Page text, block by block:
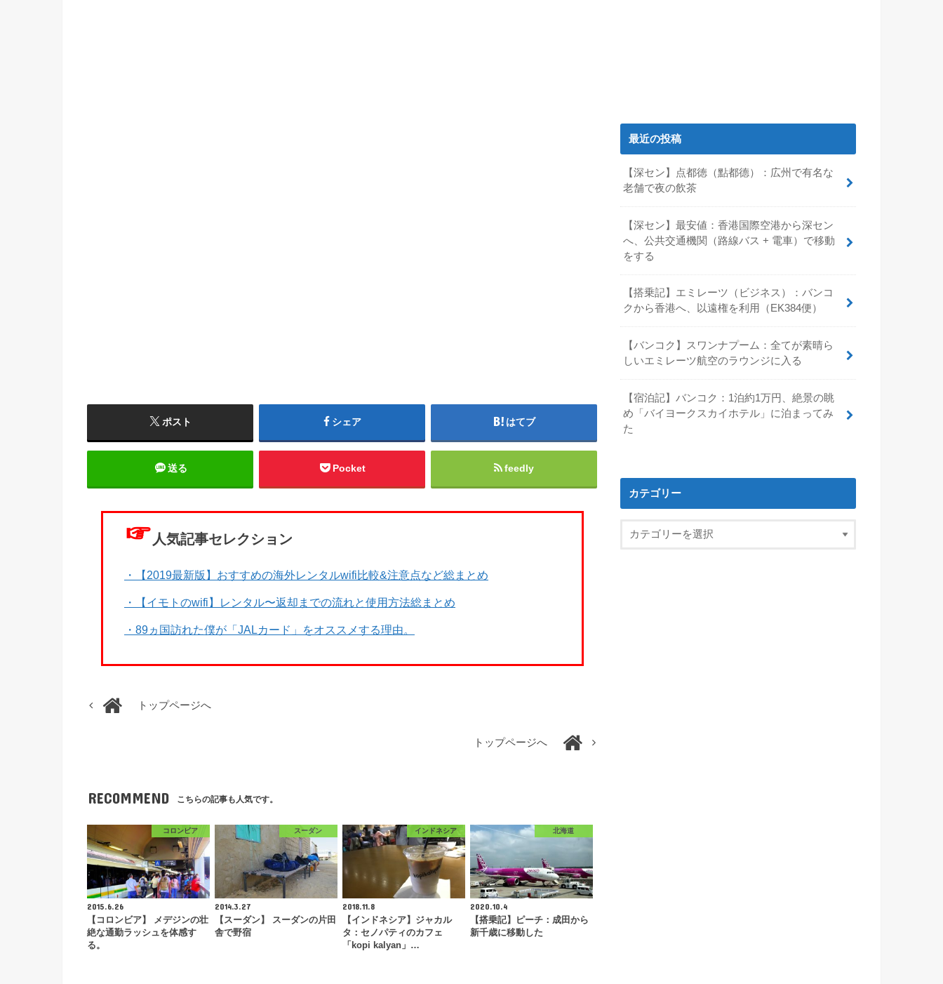
ポスト シェア はてブ
送る Pocket feedly
☞ 人気記事セレクション
・【2019最新版】おすすめの海外レンタルwifi比較&注意点など総まとめ
・【イモトのwifi】レンタル〜返却までの流れと使用方法総まとめ
・89ヵ国訪れた僕が「JALカード」をオススメする理由。
トップページへ
トップページへ
RECOMMEND こちらの記事も人気です。
コロンビア
2015.6.26
【コロンビア】 メデジンの壮
絶な通勤ラッシュを体感す
る。
スーダン
2014.3.27
【スーダン】 スーダンの片田
舎で野宿
インドネシア
2018.11.8
【インドネシア】ジャカル
タ：セノパティのカフェ
「kopi kalyan」…
北海道
2020.10.4
【搭乗記】ピーチ：成田から
新千歳に移動した
最近の投稿
【深セン】点都徳（點都德）：広州で有名な
老舗で夜の飲茶
【深セン】最安値：香港国際空港から深セン
へ、公共交通機関（路線バス + 電車）で移動
をする
【搭乗記】エミレーツ（ビジネス）：バンコ
クから香港へ、以遠権を利用（EK384便）
【バンコク】スワンナプーム：全てが素晴ら
しいエミレーツ航空のラウンジに入る
【宿泊記】バンコク：1泊約1万円、絶景の眺
め「バイヨークスカイホテル」に泊まってみ
た
カテゴリー